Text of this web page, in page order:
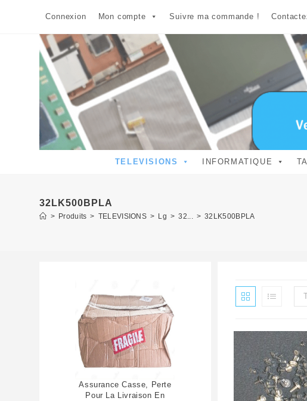
Connexion Mon compte Suivre ma commande !
TELEVISIONS INFORMATIQUE
32LK500BPLA
> Produits > TELEVISIONS > Lg > 32... > 32LK500BPLA
Assurance Casse, Perte
Pour La Livraison En